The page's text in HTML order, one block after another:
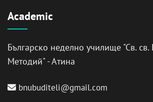
Academic
Българско неделно училище "Св.
Методий" - Атина
bnubuditeli@gmail.com